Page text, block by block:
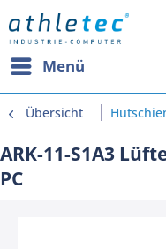
Menü
Übersicht
ARK-11-S1A3
PC